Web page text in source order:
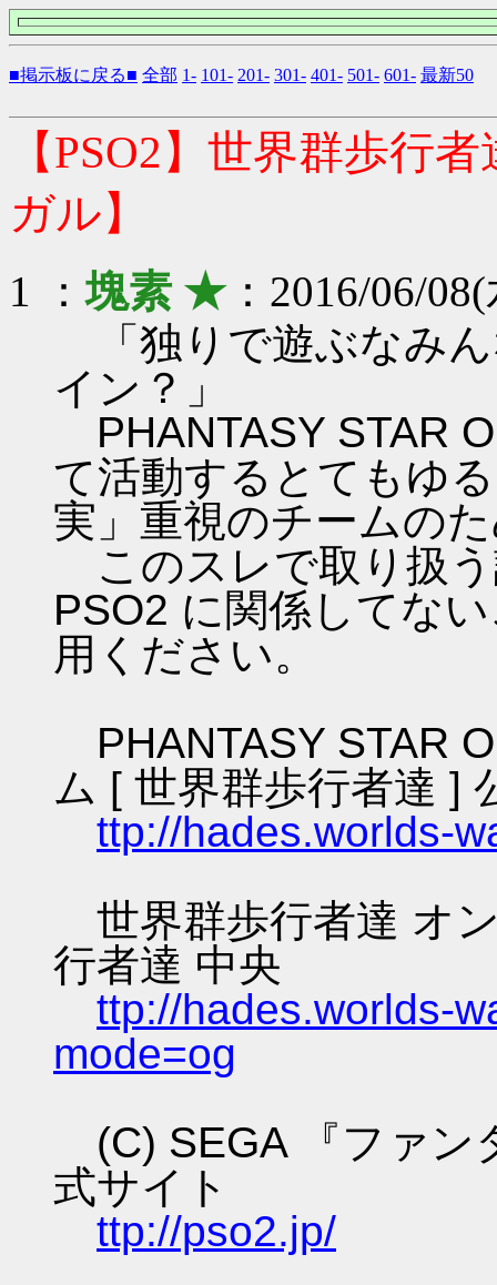
■掲示板に戻る■ 全部 1- 101- 201- 301- 401- 501- 601- 最新50
【PSO2】世界群歩行
ガル】
1 ：塊素 ★：2016/06/
「独りで遊ぶなみ
イン？」
PHANTASY STAR
て活動するとてもゆ
実」重視のチームの
このスレで取り扱
PSO2 に関係してな
用ください。
PHANTASY STAR
ム [ 世界群歩行者達 ]
ttp://hades.worlds-
世界群歩行者達 オ
行者達 中央
ttp://hades.worlds-
mode=og
(C) SEGA 『ファン
式サイト
ttp://pso2.jp/